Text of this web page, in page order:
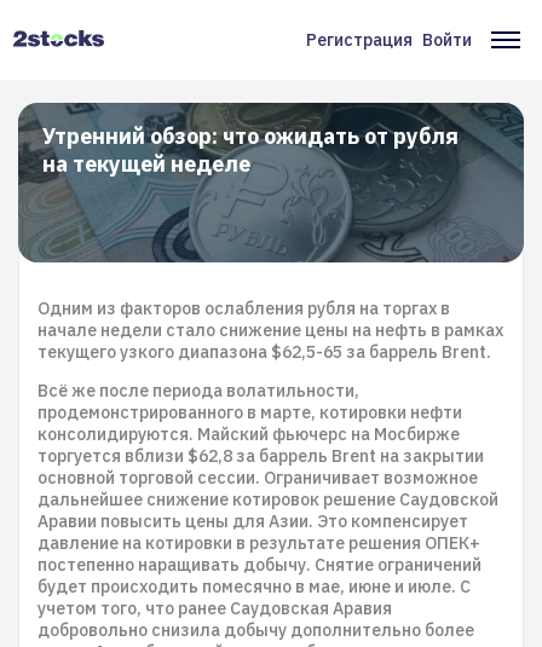
Меню
учётной
записи
пользователя
Регистрация Войти
Утренний обзор: что ожидать от рубля
на текущей неделе
Одним из факторов ослабления рубля на торгах в
начале недели стало снижение цены на нефть в рамках
текущего узкого диапазона $62,5-65 за баррель Brent.
Всё же после периода волатильности,
продемонстрированного в марте, котировки нефти
консолидируются. Майский фьючерc на Мосбирже
торгуется вблизи $62,8 за баррель Brent на закрытии
основной торговой сессии. Ограничивает возможное
дальнейшее снижение котировок решение Саудовской
Аравии повысить цены для Азии. Это компенсирует
давление на котировки в результате решения ОПЕК+
постепенно наращивать добычу. Снятие ограничений
будет происходить помесячно в мае, июне и июле. С
учетом того, что ранее Саудовская Аравия
добровольно снизила добычу дополнительно более